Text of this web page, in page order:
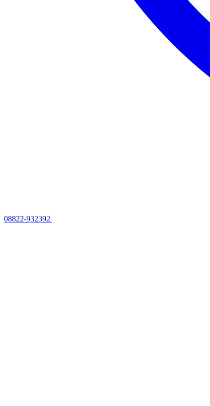
08822-932392 |